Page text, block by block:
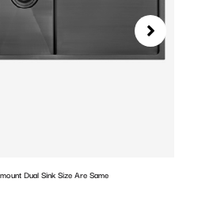
Dual Sink Size Are Same